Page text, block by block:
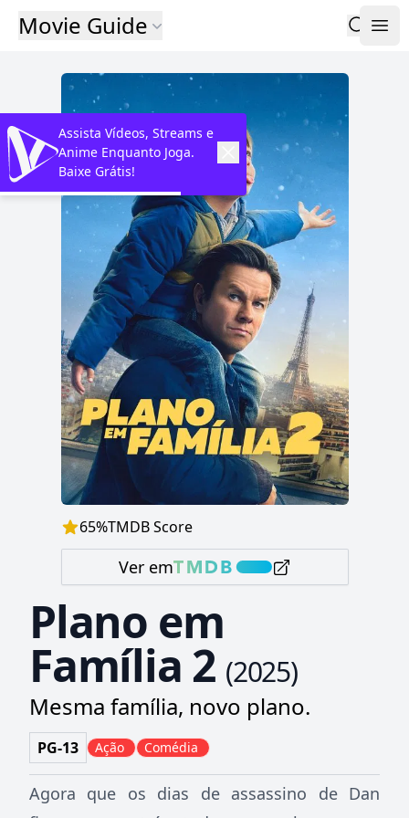
Movie Guide
65%TMDB Score
Ver em
Plano em
Família 2 (2025)
Mesma família, novo plano.
PG-13 Ação Comédia
Agora que os dias de assassino de Dan
Assista Vídeos, Streams e
Anime Enquanto Joga.
Baixe Grátis!